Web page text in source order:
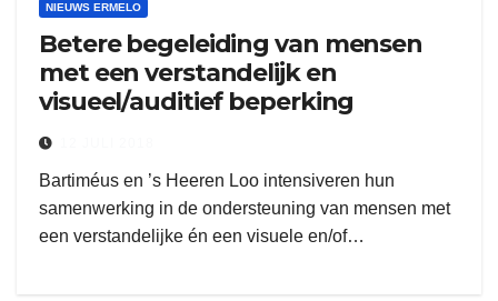
NIEUWS ERMELO
Betere begeleiding van mensen
met een verstandelijk en
visueel/auditief beperking
Bartiméus en ’s Heeren Loo intensiveren hun
samenwerking in de ondersteuning van mensen met
een verstandelijke én een visuele en/of…